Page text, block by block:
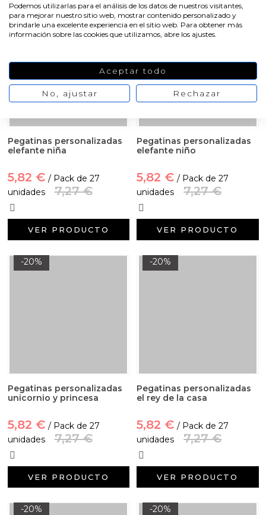
-20%
Pegatinas personalizadas
elefante niña
5,82 € / Pack de 27
unidades
7,27 €
VER PRODUCTO
-20%
Pegatinas personalizadas
elefante niño
5,82 € / Pack de 27
unidades
7,27 €
VER PRODUCTO
-20%
Pegatinas personalizadas
unicornio y princesa
5,82 € / Pack de 27
unidades
7,27 €
VER PRODUCTO
-20%
Pegatinas personalizadas
el rey de la casa
5,82 € / Pack de 27
unidades
7,27 €
VER PRODUCTO
-20% -20%
Podemos utilizarlas para el análisis de los datos de nuestros visitantes,
para mejorar nuestro sitio web, mostrar contenido personalizado y
brindarle una excelente experiencia en el sitio web. Para obtener más
información sobre las cookies que utilizamos, abre los ajustes.
Aceptar todo
No, ajustar Rechazar